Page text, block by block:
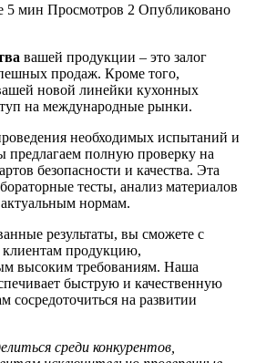
5 мин Просмотров 2 Опубликовано
вашей продукции – это залог
продаж. Кроме того,
новой линейки кухонных
на международные рынки.
необходимых испытаний и
полную проверку на
безопасности и качества. Эта
тесты, анализ материалов
нормам.
результаты, вы сможете с
продукцию,
высоким требованиям. Наша
быструю и качественную
сосредоточиться на развитии
среди конкурентов,